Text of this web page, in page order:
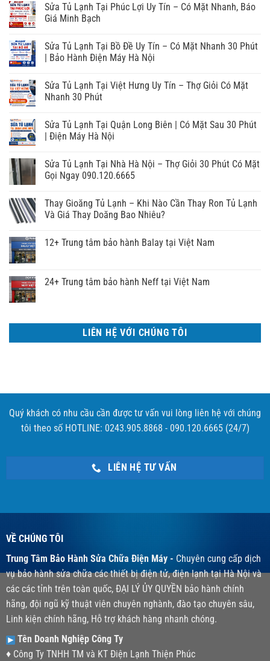
Sửa Tủ Lạnh Tại Phúc Lợi Uy Tín – Có Mặt Nhanh, Báo
Giá Minh Bạch
Sửa Tủ Lạnh Tại Bồ Đề Uy Tín – Có Mặt Nhanh 30 Phút
| Bảo Hành Điện Máy Hà Nội
Sửa Tủ Lạnh Tại Việt Hưng Uy Tín – Thợ Giỏi Có Mặt
Nhanh 30 Phút
Sửa Tủ Lạnh Tại Quận Long Biên | Có Mặt Sau 30 Phút
| Điện Máy Hà Nội
Sửa Tủ Lạnh Tại Nhà Hà Nội – Thợ Giỏi 30 Phút Có Mặt
Gọi Ngay 090.120.6665
Thay Gioăng Tủ Lạnh – Khi Nào Cần Thay Ron Tủ Lạnh
Và Giá Thay Doăng Bao Nhiêu?
12+ Trung tâm bảo hành Balay tại Việt Nam
24+ Trung tâm bảo hành Neff tại Việt Nam
LIÊN HỆ VỚI CHÚNG TÔI
Quý khách có nhu cầu cần được tư vấn vui lòng liên hệ với chúng
tôi theo số HOTLINE: 0243.905.8868 - 090.120.6665 (24/7)
LIÊN HỆ TƯ VẤN
VỀ CHÚNG TÔI
Trung Tâm Bảo Hành Sửa Chữa Điện Máy - Chuyên cung cấp dịch
vụ bảo hành sửa chữa các thiết bị điện tử, điện lạnh tại Hà Nội và
các các tỉnh trên toàn quốc, ĐẠI LÝ ỦY QUYỀN bảo hành chính
hãng, đội ngũ kỹ thuật viên chuyên nghành, đào tạo chuyên sâu,
Linh kiện chính hãng, Hỗ trợ khách hàng nhanh chóng.
Tên Doanh Nghiệp Công Ty
♦ Công Ty TNHH TM và KT Điện Lạnh Thiện Phúc